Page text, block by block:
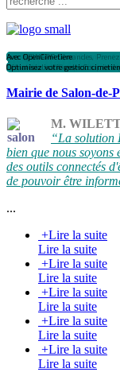
Polices Municipales, avec
Economisez du temps et du
Caméra Piéton OptoVision
La porter c'est l'adopter !
Avec @llo PM
Offrez à vos VIP un accès
Avec NEWAPP Demandes,
Dématérialisation des Courriers
Avec OpenCimetière
Optimisez votre gestion
Ils en parlent...
Mairie de Salon-de-
M.
“La solution
bien que nous
des outils connectés
de pouvoir être
...
+Lire la suite
Lire la suite
+Lire la suite
Lire la suite
+Lire la suite
Lire la suite
+Lire la suite
Lire la suite
+Lire la suite
Lire la suite